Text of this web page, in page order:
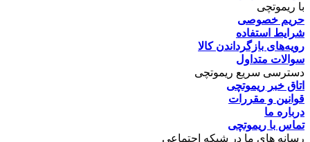
با ریموتچی
حریم خصوصی
شرایط استفاده
رویه‌های بازگرداندن کالا
سوالات متداول
دسترسی سریع ریموتچی
اتاق خبر ریموتچی
قوانین و مقررات
درباره ما
تماس با ریموتچی
رسانه های ما در شبکه اجتماعی